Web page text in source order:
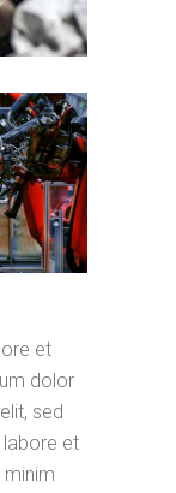
et
dolor
sed
et